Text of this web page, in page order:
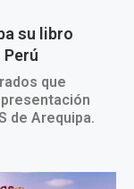
su libro
que
de Arequipa.